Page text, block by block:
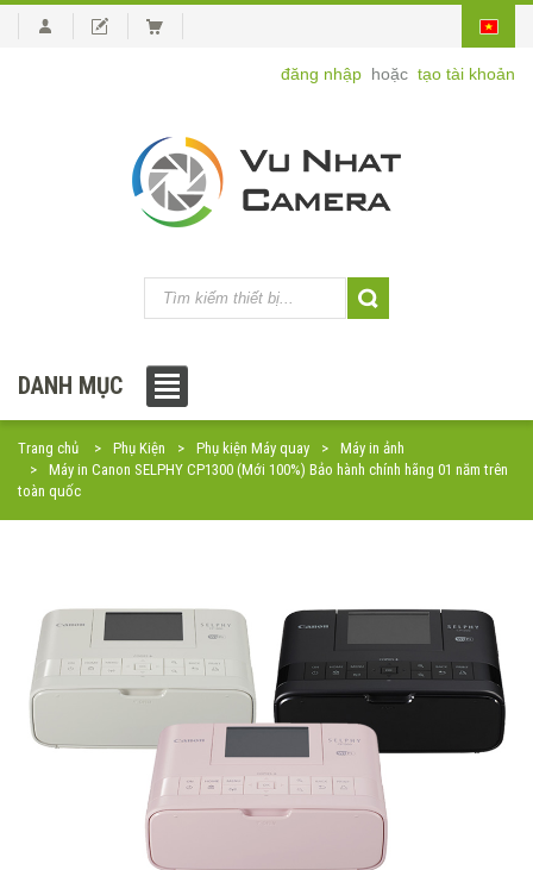
đăng nhập hoặc tạo tài khoản
DANH MỤC
Trang chủ Phụ Kiện Phụ kiện Máy quay
Máy in ảnh
Máy in Canon SELPHY CP1300 (Mới 100%) Bảo hành chính hãng 01 năm trên
toàn quốc